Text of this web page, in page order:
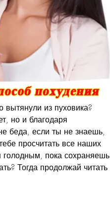
вытянули из пуховика?
но и благодаря
беда, если ты не знаешь,
просчитать все наших
голодным, пока сохраняешь
Тогда продолжай читать